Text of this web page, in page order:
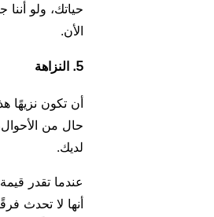
حياتك، ولو
الأن.
5. النزاهة
أن تكون نزيهًا
حال من
لديك.
عندما تقدر
أنها لا تحدث